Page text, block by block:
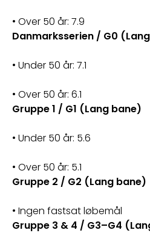
• Over 50 år: 7.9
Danmarksserien / G0
• Under 50 år: 7.1
• Over 50 år: 6.1
Gruppe 1 / G1 (Lang bane)
• Under 50 år: 5.6
• Over 50 år: 5.1
Gruppe 2 / G2 (Lang bane)
• Ingen fastsat løbemål
Gruppe 3 & 4 / G3–G4